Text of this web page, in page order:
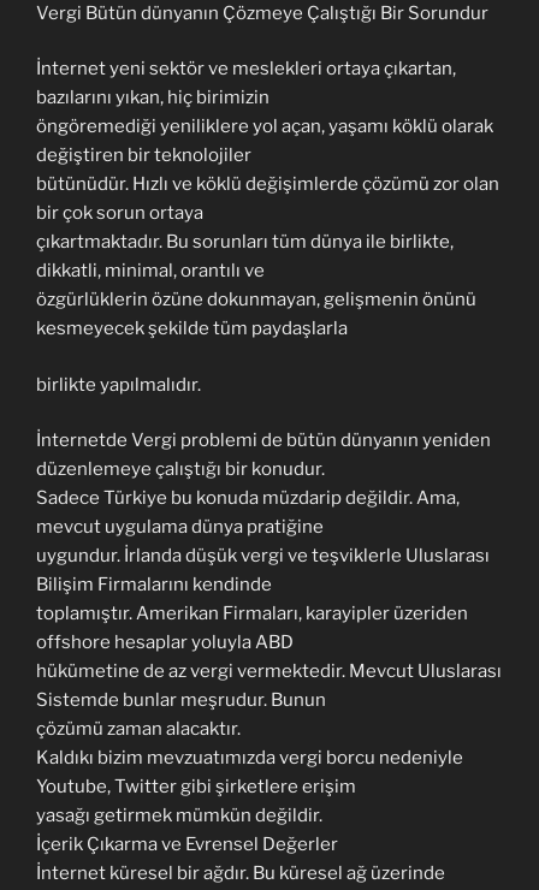
Vergi Bütün dünyanın Çözmeye Çalıştığı Bir Sorundur
İnternet yeni sektör ve meslekleri ortaya çıkartan,
bazılarını yıkan, hiç birimizin
öngöremediği yeniliklere yol açan, yaşamı köklü olarak
değiştiren bir teknolojiler
bütünüdür. Hızlı ve köklü değişimlerde çözümü zor olan
bir çok sorun ortaya
çıkartmaktadır. Bu sorunları tüm dünya ile birlikte,
dikkatli, minimal, orantılı ve
özgürlüklerin özüne dokunmayan, gelişmenin önünü
kesmeyecek şekilde tüm paydaşlarla
birlikte yapılmalıdır.
İnternetde Vergi problemi de bütün dünyanın yeniden
düzenlemeye çalıştığı bir konudur.
Sadece Türkiye bu konuda müzdarip değildir. Ama,
mevcut uygulama dünya pratiğine
uygundur. İrlanda düşük vergi ve teşviklerle Uluslarası
Bilişim Firmalarını kendinde
toplamıştır. Amerikan Firmaları, karayipler üzeriden
offshore hesaplar yoluyla ABD
hükümetine de az vergi vermektedir. Mevcut Uluslarası
Sistemde bunlar meşrudur. Bunun
çözümü zaman alacaktır.
Kaldıkı bizim mevzuatımızda vergi borcu nedeniyle
Youtube, Twitter gibi şirketlere erişim
yasağı getirmek mümkün değildir.
İçerik Çıkarma ve Evrensel Değerler
İnternet küresel bir ağdır. Bu küresel ağ üzerinde